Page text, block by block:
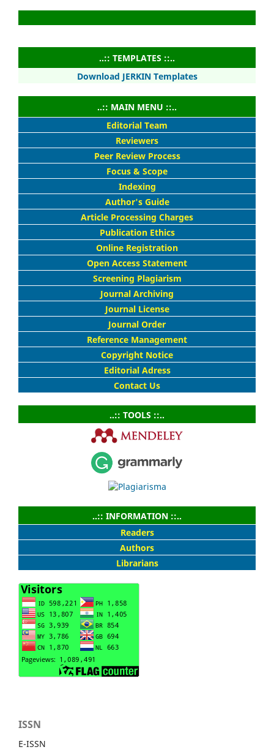
..:: TEMPLATES ::..
Download JERKIN Templates
..:: MAIN MENU ::..
Editorial Team
Reviewers
Peer Review Process
Focus & Scope
Indexing
Author's Guide
Article Processing Charges
Publication Ethics
Online Registration
Open Access Statement
Screening Plagiarism
Journal Archiving
Journal License
Journal Order
Reference Management
Copyright Notice
Editorial Adress
Contact Us
..:: TOOLS ::..
..:: INFORMATION ::..
Readers
Authors
Librarians
ISSN
E-ISSN